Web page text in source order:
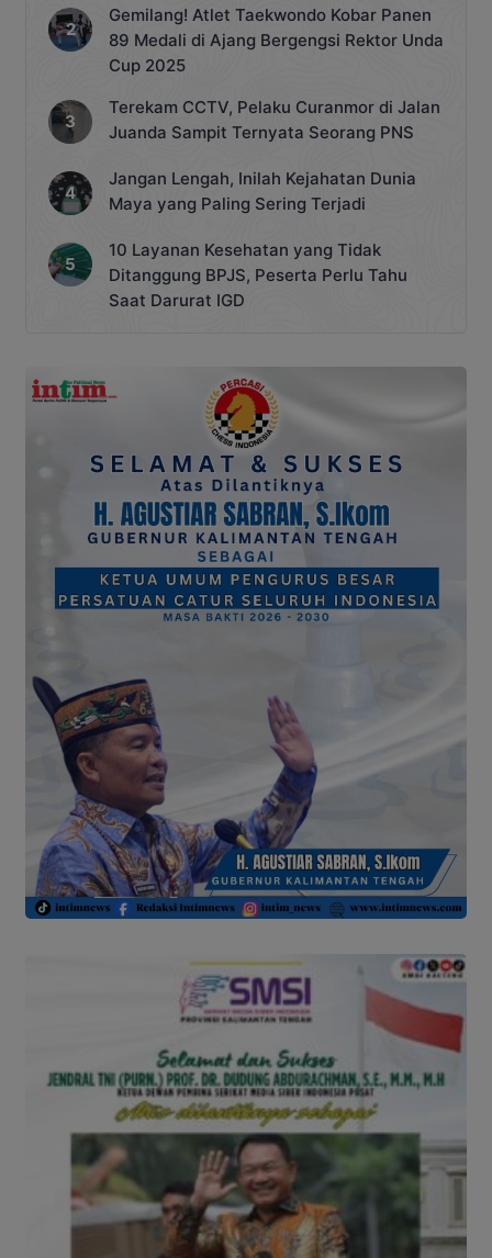
Gemilang! Atlet Taekwondo Kobar Panen
89 Medali di Ajang Bergengsi Rektor Unda
Cup 2025
Terekam CCTV, Pelaku Curanmor di Jalan
Juanda Sampit Ternyata Seorang PNS
Jangan Lengah, Inilah Kejahatan Dunia
Maya yang Paling Sering Terjadi
10 Layanan Kesehatan yang Tidak
Ditanggung BPJS, Peserta Perlu Tahu
Saat Darurat IGD